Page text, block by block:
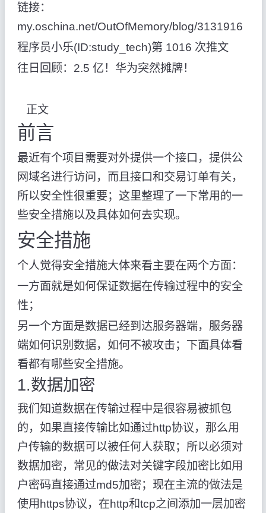
链接：
my.oschina.net/OutOfMemory/blog/3131916
程序员小乐(ID:study_tech)第 1016 次推文
往日回顾：2.5 亿！华为突然摊牌！
正文
前言
最近有个项目需要对外提供一个接口，提供公
网域名进行访问，而且接口和交易订单有关，
所以安全性很重要；这里整理了一下常用的一
些安全措施以及具体如何去实现。
安全措施
个人觉得安全措施大体来看主要在两个方面：
一方面就是如何保证数据在传输过程中的安全
性；
另一个方面是数据已经到达服务器端，服务器
端如何识别数据，如何不被攻击；下面具体看
看都有哪些安全措施。
1.数据加密
我们知道数据在传输过程中是很容易被抓包
的，如果直接传输比如通过http协议，那么用
户传输的数据可以被任何人获取；所以必须对
数据加密，常见的做法对关键字段加密比如用
户密码直接通过md5加密；现在主流的做法是
使用https协议，在http和tcp之间添加一层加密